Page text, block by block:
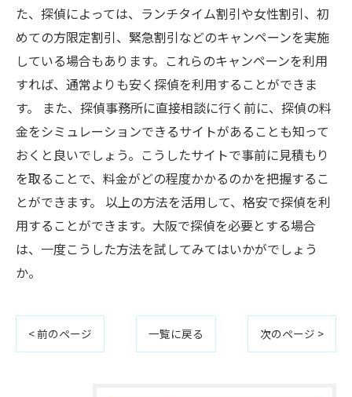
た、探偵によっては、ランチタイム割引や女性割引、初
めての方限定割引、緊急割引などのキャンペーンを実施
している場合もあります。これらのキャンペーンを利用
すれば、通常よりも安く探偵を利用することができま
す。 また、探偵事務所に直接相談に行く前に、探偵の料
金をシミュレーションできるサイトがあることも知って
おくと良いでしょう。こうしたサイトで事前に見積もり
を取ることで、料金がどの程度かかるのかを把握するこ
とができます。 以上の方法を活用して、格安で探偵を利
用することができます。大阪で探偵を必要とする場合
は、一度こうした方法を試してみてはいかがでしょう
か。
< 前のページ 一覧に戻る 次のページ >